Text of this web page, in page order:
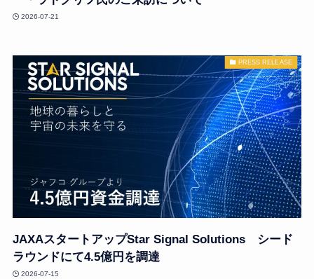
2026-07-21
PRESS RELEASE
JAXAスタートアップStar Signal Solutions シード
ラウンドにて4.5億円を調達
2026-07-15